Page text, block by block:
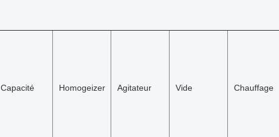
Capacité Homogeizer Agitateur Vide Chauffage